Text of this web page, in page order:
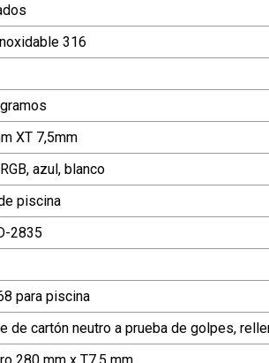
316
XT 7,5mm
azul, blanco
piscina
2835
para piscina
de cartón neutro a prueba de golpes,
280 mm x T7,5 mm